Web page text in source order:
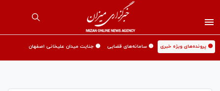
🟡 پرونده‌های ویژه خبری 🟡 سامانه‌های قضایی 🟡 جنایت میدان علیخانی اصفهان